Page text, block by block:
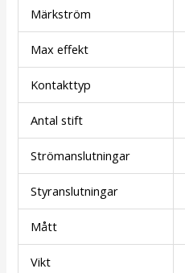
Märkström
Max effekt
Kontakttyp
Antal stift
Strömanslutningar
Styranslutningar
Mått
Vikt